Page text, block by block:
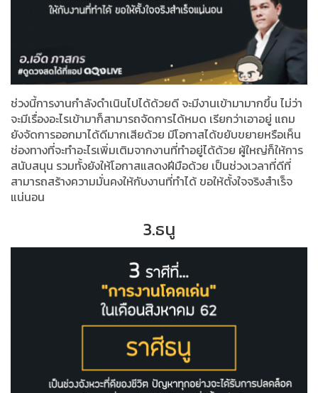
ช่วงนี้การงานกำลังดำเนินไปได้ด้วยดี จะมีงานเข้ามามากขึ้น ไม่ว่า
จะมีเรื่องอะไรเข้ามาก็สามารถจัดการได้หมด เรียกว่าเอาอยู่ แถม
ยังจัดการออกมาได้ดีมากเสียด้วย มีโอกาสได้ขยับขยายหรือเห็น
ช่องทางที่จะทำอะไรเพิ่มเติมจากงานที่ทำอยู่ได้ด้วย ผู้ใหญ่ก็ให้การ
สนับสนุน รวมทั้งยังให้โอกาสแสดงฝีมือด้วย เป็นช่วงเวลาที่ดีที่
สามารถสร้างความมั่นคงให้กับงานที่ทำได้ ขอให้ตั้งใจจริงสำเร็จ
แน่นอน
3.ธนู